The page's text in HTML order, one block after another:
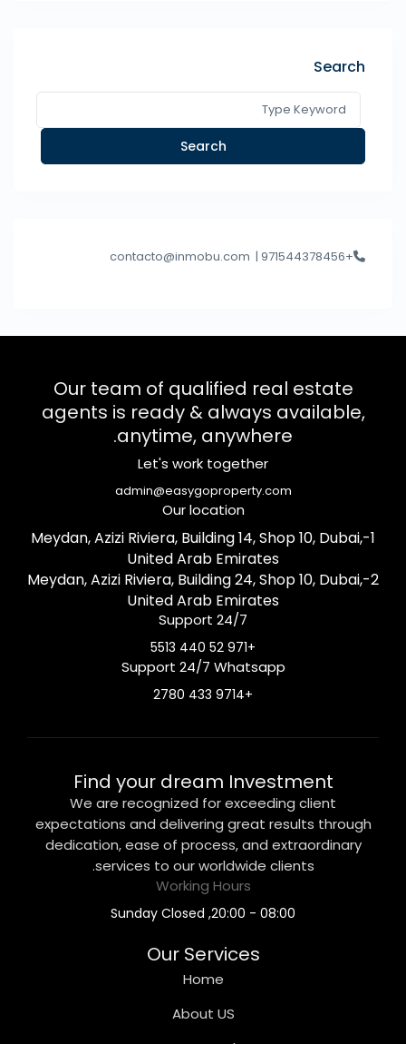
Search
Search
+971544378456 |
Our team of qualified real estate
agents is ready & always available,
anytime, anywhere.
Let's work together
admin@easygoproperty.com
Our location
1-Meydan, Azizi Riviera, Building 14, Shop 10, Dubai,
United Arab Emirates
2-Meydan, Azizi Riviera, Building 24, Shop 10, Dubai,
United Arab Emirates
Support 24/7
+971 52 440 5513
Support 24/7 Whatsapp
+9714 433 2780
Find your dream Investment
We are recognized for exceeding client
expectations and delivering great results through
dedication, ease of process, and extraordinary
services to our worldwide clients.
Working Hours
08:00 - 20:00, Sunday Closed
Our Services
Home
About US